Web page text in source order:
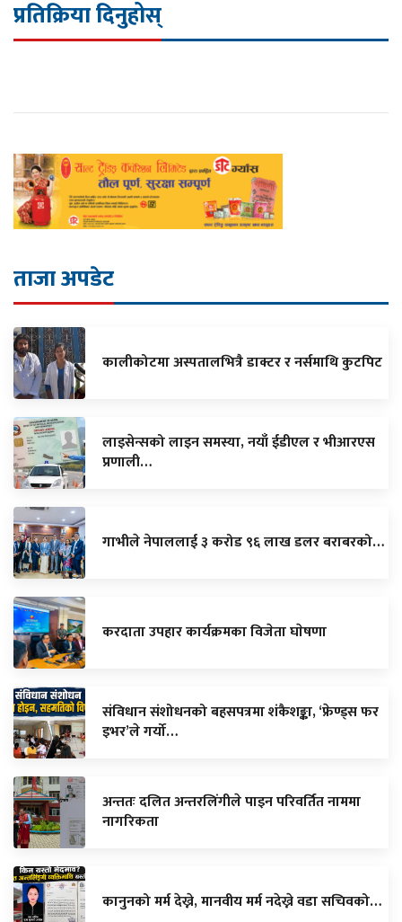
प्रतिक्रिया दिनुहोस्
ताजा अपडेट
कालीकोटमा अस्पतालभित्रै डाक्टर र नर्समाथि कुटपिट
लाइसेन्सको लाइन समस्या, नयाँ ईडीएल र भीआरएस
प्रणाली…
गाभीले नेपाललाई ३ करोड ९६ लाख डलर बराबरको…
करदाता उपहार कार्यक्रमका विजेता घाेषणा
संविधान संशोधनको बहसपत्रमा शंकैशङ्का, ‘फ्रेण्ड्स फर
इभर’ले गर्यो…
अन्ततः दलित अन्तरलिंगीले पाइन परिवर्तित नाममा
नागरिकता
कानुनको मर्म देख्ने, मानवीय मर्म नदेख्ने वडा सचिवको…